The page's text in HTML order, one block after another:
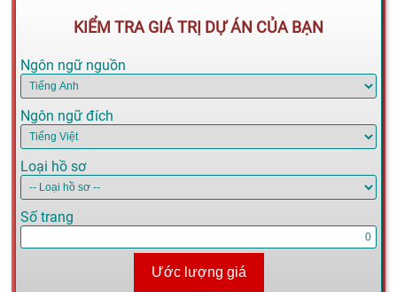
KIỂM TRA GIÁ TRỊ DỰ ÁN CỦA BẠN
Ngôn ngữ nguồn
Ngôn ngữ đích
Loại hồ sơ
Số trang
Ước lượng giá